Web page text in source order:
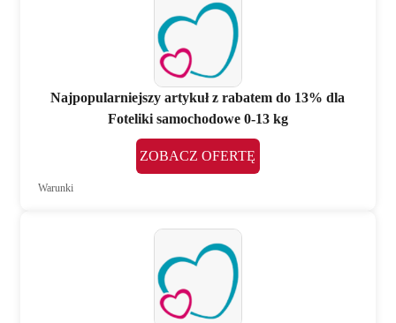
Najpopularniejszy artykuł z rabatem do 13% dla
Foteliki samochodowe 0-13 kg
ZOBACZ OFERTĘ
Warunki